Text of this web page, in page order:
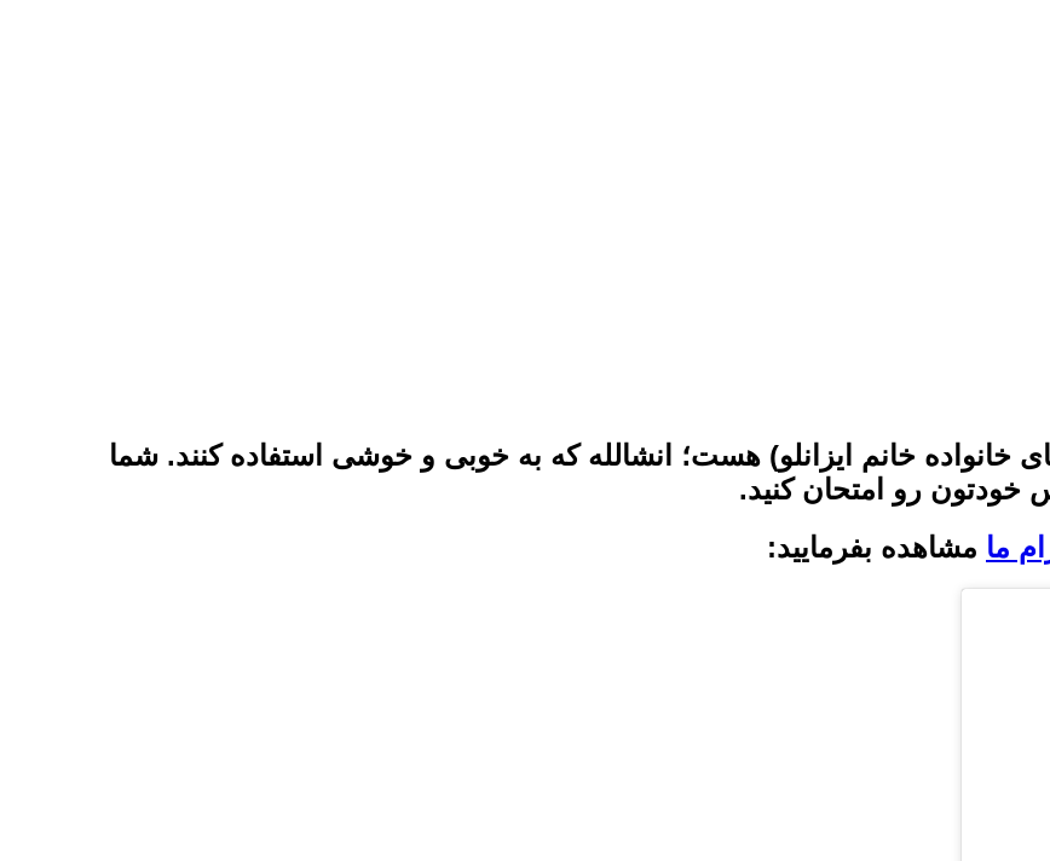
خانواده خانم ایزانلو) هست؛ انشالله که به خوبی و خوشی استفاده کنند. شما
رو امتحان کنید.
ما مشاهده بفرمایید: